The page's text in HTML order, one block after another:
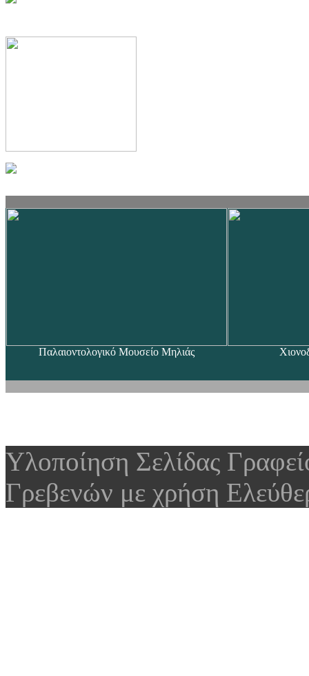
Παλαιοντολογικό Μουσείο Μηλιάς
Υλοποίηση Σελίδας
Γρεβενών με χρήση